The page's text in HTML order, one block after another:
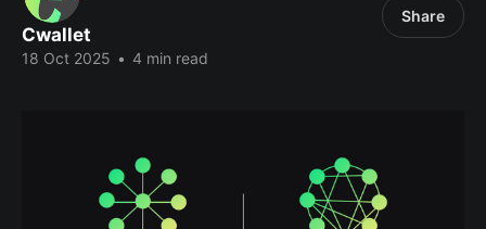
Cwallet
18 Oct 2025 • 4 min read
Share